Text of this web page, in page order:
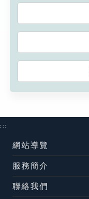
:::
網站導覽
服務簡介
聯絡我們